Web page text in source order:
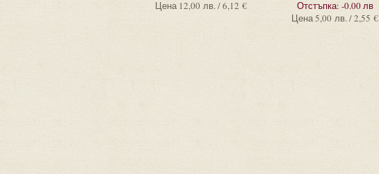
Цена 12,00 лв. / 6,12 €
Отстъпка: -0.00 лв
Цена5,00 лв. / 2,55 €